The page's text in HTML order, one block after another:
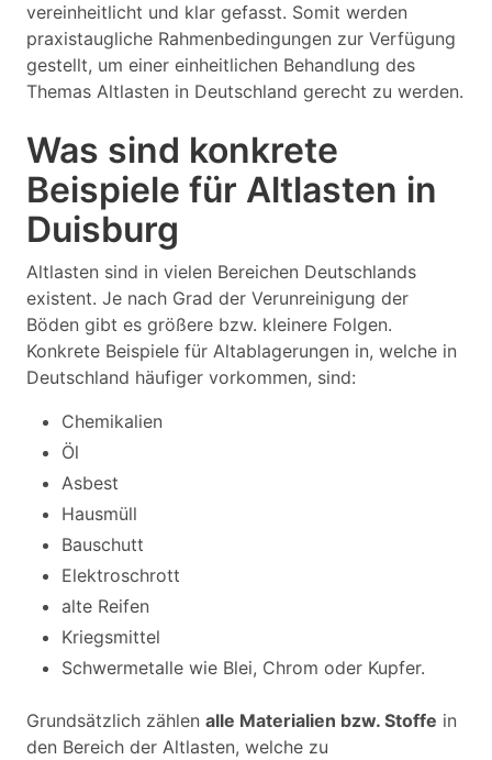
vereinheitlicht und klar gefasst. Somit werden
praxistaugliche Rahmenbedingungen zur Verfügung
gestellt, um einer einheitlichen Behandlung des
Themas Altlasten in Deutschland gerecht zu werden.
Was sind konkrete
Beispiele für Altlasten in
Duisburg
Altlasten sind in vielen Bereichen Deutschlands
existent. Je nach Grad der Verunreinigung der
Böden gibt es größere bzw. kleinere Folgen.
Konkrete Beispiele für Altablagerungen in, welche in
Deutschland häufiger vorkommen, sind:
Chemikalien
Öl
Asbest
Hausmüll
Bauschutt
Elektroschrott
alte Reifen
Kriegsmittel
Schwermetalle wie Blei, Chrom oder Kupfer.
Grundsätzlich zählen alle Materialien bzw. Stoffe in
den Bereich der Altlasten, welche zu